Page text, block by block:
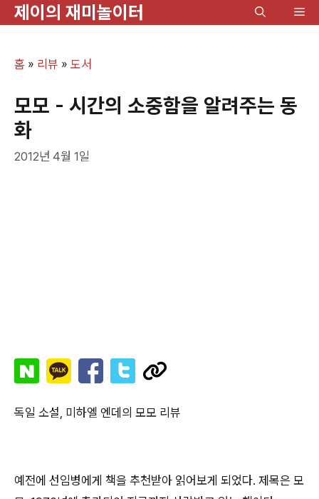
제이의 재미놀이터
메
홈 » 리뷰 » 도서
모모 - 시간의 소중함을 알려주는 동
화
2012년 4월 1일
독일 소설, 미하엘 엔데의 모모 리뷰
예전에 선임병에게 책을 추천받아 읽어보게 되었다. 제목은 모